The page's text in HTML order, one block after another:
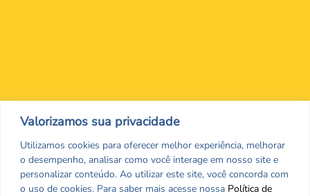
Valorizamos sua privacidade
Utilizamos cookies para oferecer melhor experiência, melhorar
o desempenho, analisar como você interage em nosso site e
personalizar conteúdo. Ao utilizar este site, você concorda com
o uso de cookies. Para saber mais acesse nossa Política de